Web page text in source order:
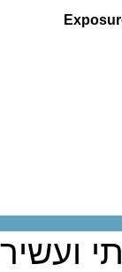
חדש! מגבר איכותי לאוהבים סאונד אמיתי ועשיר.2X100W RMS יציאות PRE